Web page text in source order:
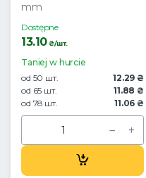
mm
Dostępne
13.10₴/шт.
Taniej w hurcie
od 50 шт.
12.29 ₴
od 65 шт.
11.88 ₴
od 78 шт.
11.06 ₴